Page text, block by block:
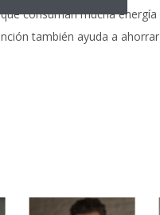
consuman mucha energía
también ayuda a ahorrar